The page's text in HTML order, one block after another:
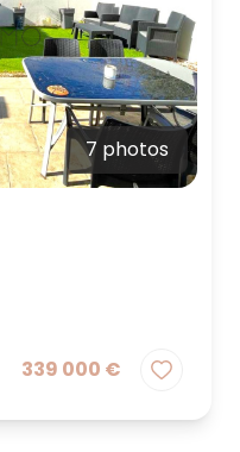
7 photos
339 000 €